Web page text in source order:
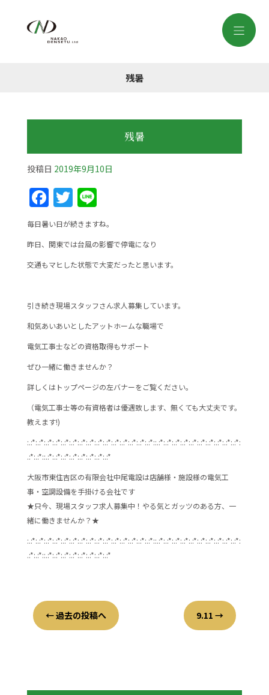
残暑
残暑
投稿日 2019年9月10日
F
a
c
e
b
o
k
T
w
itt
er
Li
n
e
毎日暑い日が続きますね。
昨日、関東では台風の影響で停電になり
交通もマヒした状態で大変だったと思います。
引き続き現場スタッフさん求人募集しています。
和気あいあいとしたアットホームな職場で
電気工事士などの資格取得もサポート
ぜひ一緒に働きませんか？
詳しくはトップページの左バナーをご覧ください。
（電気工事士等の有資格者は優遇致します、無くても大丈夫です。
教えます!)
:.:*:.:*:.:*:.:*:.:*:.:*:.:*:.:*:.:*:.:*:.:*:.:*:.:*:.:*:.:*::.:*:.:*:.:*:.:*:.:*:.:*:.:*:.:*:.:*:.:*:
.:*:.:*::.:*:.:*:.:*:.:*:.:*:.:*:.:*:.:*
大阪市東住吉区の有限会社中尾電設は店舗様・施設様の電気工
事・空調設備を手掛ける会社です
★只今、現場スタッフ求人募集中！やる気とガッツのある方、一
緒に働きませんか？★
:.:*:.:*:.:*:.:*:.:*:.:*:.:*:.:*:.:*:.:*:.:*:.:*:.:*:.:*:.:*::.:*:.:*:.:*:.:*:.:*:.:*:.:*:.:*:.:*:.:*:
.:*:.:*::.:*:.:*:.:*:.:*:.:*:.:*:.:*:.:*
←過去の投稿へ 9.11→